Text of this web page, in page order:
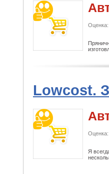
Оценка:
Lowcost.
Оценка:
Я